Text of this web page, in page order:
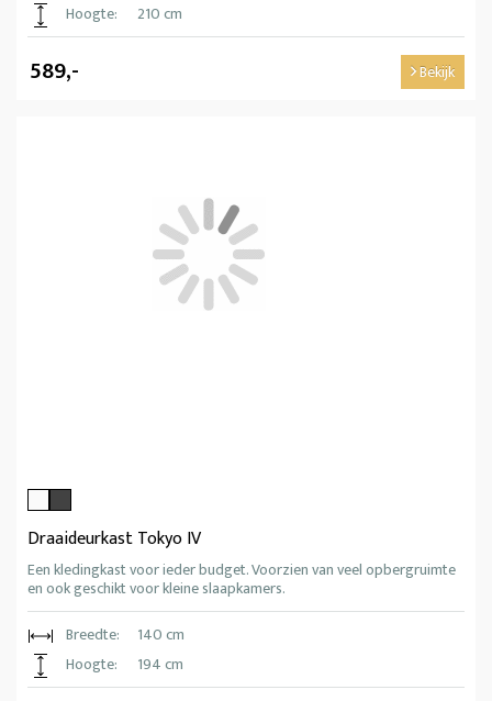
Hoogte:
210 cm
589,- Bekijk
Draaideurkast Tokyo IV
Een kledingkast voor ieder budget. Voorzien van veel opbergruimte
en ook geschikt voor kleine slaapkamers.
Breedte:
140 cm
Hoogte:
194 cm